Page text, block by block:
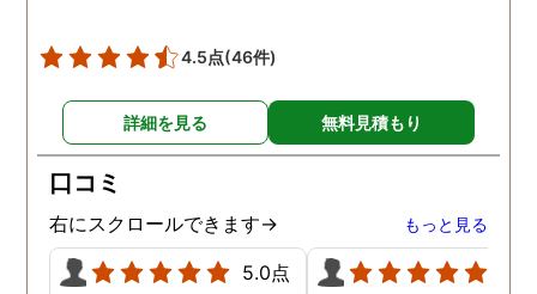
ケアもしてもらったり色々
とお世話になりました！
4.5点(46件)
詳細を見る 無料見積もり
口コミ
右にスクロールできます→ もっと見る
5.0点